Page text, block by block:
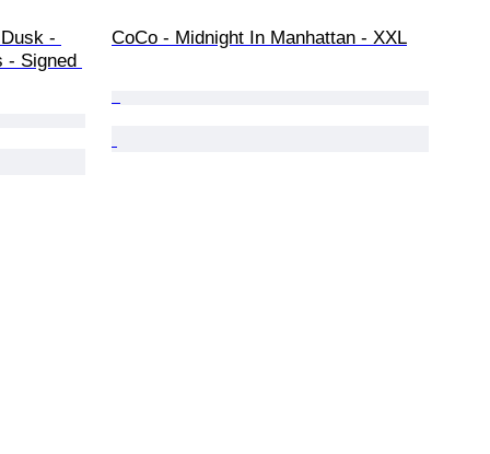
-
- Signed
CoCo - Midnight In Manhattan - XXL